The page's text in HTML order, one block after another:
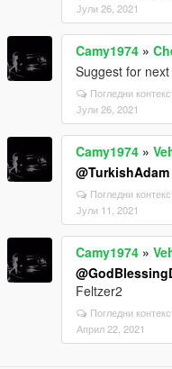
Јули 26, 2021
Camy1974 »
Suggest for
Погледни
Јули 26, 2021
Camy1974 »
@TurkishAdam
Погледни
Јули 11, 2021
Camy1974 »
Feltzer2
Погледни
Април 22, 2021